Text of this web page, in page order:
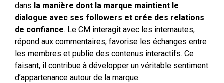
dans la manière dont la marque maintient le
dialogue avec ses followers et crée des relations
de confiance. Le CM interagit avec les internautes,
répond aux commentaires, favorise les échanges entre
les membres et publie des contenus interactifs. Ce
faisant, il contribue à développer un véritable sentiment
d’appartenance autour de la marque.